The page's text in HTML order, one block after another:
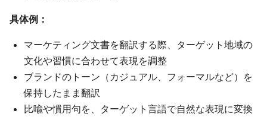
具体例：
マーケティング文書を翻訳する際、ターゲット地域の
文化や習慣に合わせて表現を調整
ブランドのトーン（カジュアル、フォーマルなど）を
保持したまま翻訳
比喩や慣用句を、ターゲット言語で自然な表現に変換